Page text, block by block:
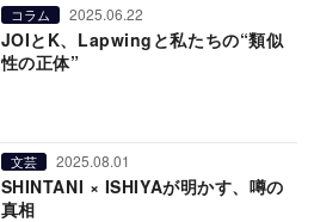
コラム 2025.06.22
JOIとK、Lapwingと私たちの“類似
性の正体”
文芸 2025.08.01
SHINTANI × ISHIYAが明かす、噂の
真相